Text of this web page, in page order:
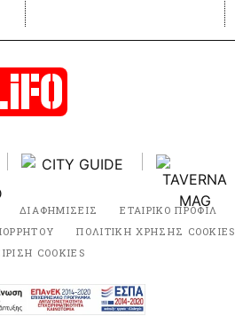
ΔΙΑΦΗΜΙΣΕΙΣ ΕΤΑΙΡΙΚΟ ΠΡΟΦΙΛ
ΠΟΛΙΤΙΚΗ ΧΡΗΣΗΣ COOKIES
COOKIES